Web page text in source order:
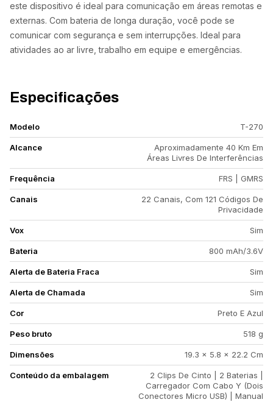
este dispositivo é ideal para comunicação em áreas remotas e
externas. Com bateria de longa duração, você pode se
comunicar com segurança e sem interrupções. Ideal para
atividades ao ar livre, trabalho em equipe e emergências.
Especificações
Modelo T-270
Alcance
Aproximadamente 40 Km Em
Áreas Livres De Interferências
Frequência FRS | GMRS
Canais
22 Canais, Com 121 Códigos De
Privacidade
Vox Sim
Bateria 800 mAh/3.6V
Alerta de Bateria Fraca Sim
Alerta de Chamada Sim
Cor Preto E Azul
Peso bruto 518 g
Dimensões 19.3 x 5.8 x 22.2 Cm
Conteúdo da embalagem
2 Clips De Cinto | 2 Baterias |
Carregador Com Cabo Y (Dois
Conectores Micro USB) | Manual